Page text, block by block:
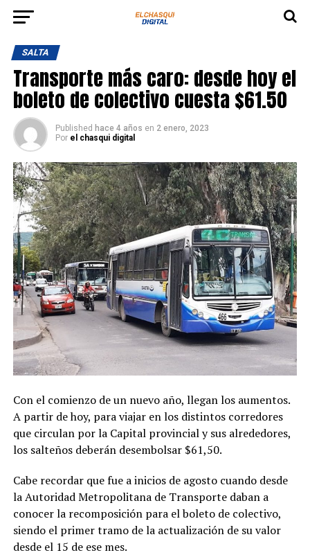
SALTA
Transporte más caro: desde hoy el
boleto de colectivo cuesta $61.50
Published hace 4 años en 2 enero, 2023
Por el chasqui digital
Con el comienzo de un nuevo año, llegan los aumentos.
A partir de hoy, para viajar en los distintos corredores
que circulan por la Capital provincial y sus alrededores,
los salteños deberán desembolsar $61,50.
Cabe recordar que fue a inicios de agosto cuando desde
la Autoridad Metropolitana de Transporte daban a
conocer la recomposición para el boleto de colectivo,
siendo el primer tramo de la actualización de su valor
desde el 15 de ese mes.